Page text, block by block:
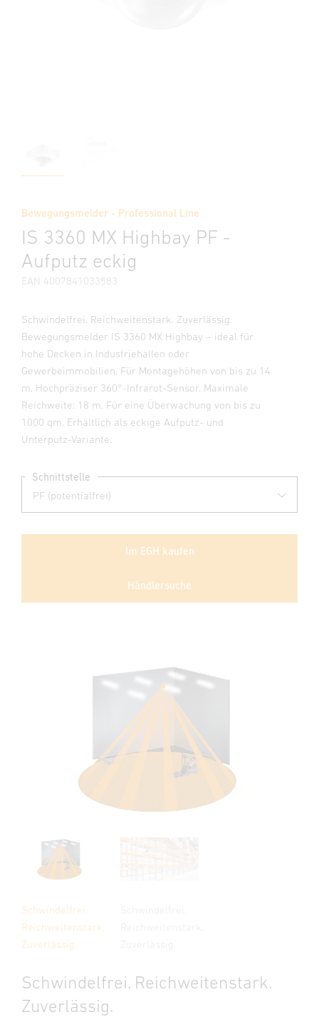
Bewegungsmelder - Professional Line
IS 3360 MX Highbay PF -
Aufputz eckig
EAN 4007841033583
Schwindelfrei. Reichweitenstark. Zuverlässig.
Bewegungsmelder IS 3360 MX Highbay – ideal für
hohe Decken in Industriehallen oder
Gewerbeimmobilien. Für Montagehöhen von bis zu 14
m. Hochpräziser 360°-Infrarot-Sensor. Maximale
Reichweite: 18 m. Für eine Überwachung von bis zu
1000 qm. Erhältlich als eckige Aufputz- und
Unterputz-Variante.
Schnittstelle
Im EGH kaufen
Händlersuche
Schwindelfrei.
Reichweitenstark.
Zuverlässig.
Schwindelfrei. Reichweitenstark.
Zuverlässig.